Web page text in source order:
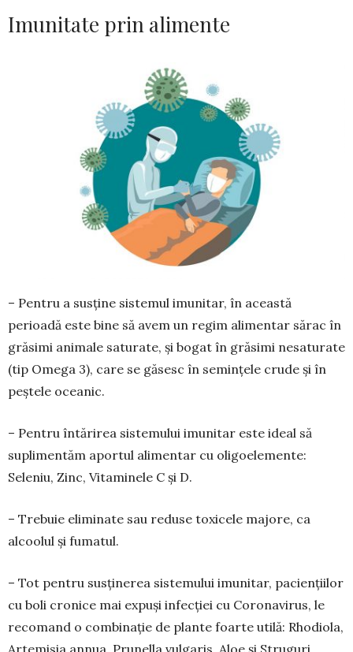
Imunitate prin alimente
– Pentru a susține sistemul imunitar, în această
perioadă este bine să avem un regim alimentar sărac în
grăsimi animale saturate, și bogat în grăsimi nesaturate
(tip Omega 3), care se găsesc în semințele crude și în
peștele oceanic.
– Pentru întărirea sistemului imunitar este ideal să
suplimentăm aportul alimentar cu oligoelemente:
Seleniu, Zinc, Vitaminele C și D.
– Trebuie eliminate sau reduse toxicele majore, ca
alcoolul și fumatul.
– Tot pentru susținerea sistemului imunitar, paciențiilor
cu boli cronice mai expuși infecției cu Coronavirus, le
recomand o combinație de plante foarte utilă: Rhodiola,